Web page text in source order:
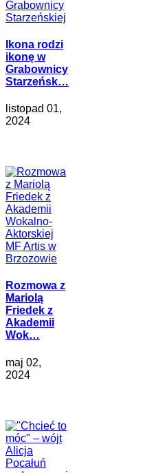
Ikona rodzi
ikonę w
Grabownicy
Starzeńsk…
listopad 01,
2024
Rozmowa z
Mariolą
Friedek z
Akademii
Wok…
maj 02,
2024